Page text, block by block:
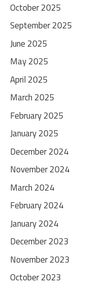
October 2025
September 2025
June 2025
May 2025
April 2025
March 2025
February 2025
January 2025
December 2024
November 2024
March 2024
February 2024
January 2024
December 2023
November 2023
October 2023